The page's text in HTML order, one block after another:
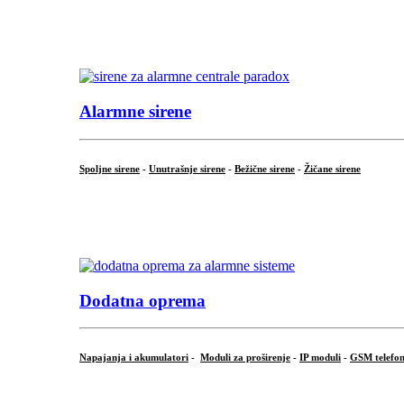
Alarmne sirene
Spoljne sirene - Unutrašnje sirene - Bežične sirene - Žičane sirene
Dodatna oprema
Napajanja i akumulatori - Moduli za proširenje - IP moduli - GSM